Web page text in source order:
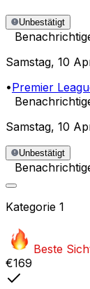
Unbestätigt
Samstag, 10
•Premier
Samstag, 10
Unbestätigt
Kategorie 1
Beste
€169